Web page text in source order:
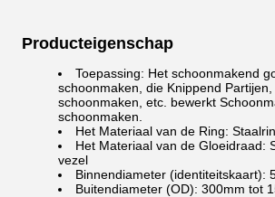
Producteigenschap
Toepassing: Het schoonmakend
schoonmaken, die Knippend
schoonmaken, etc. bewerkt
schoonmaken.
Het Materiaal van de Ring:
Het Materiaal van de Gloeidraad:
vezel
Binnendiameter (identiteitskaart):
Buitendiameter (OD): 300mm tot